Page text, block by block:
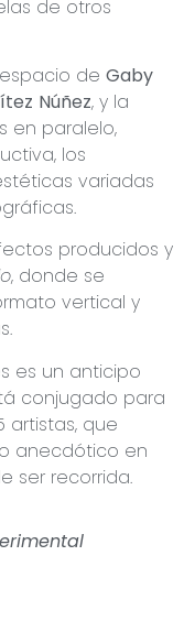
de otros
de Gaby
Núñez, y la
en paralelo,
los
variadas
producidos y
, donde se
vertical y
es un anticipo
conjugado para
artistas, que
anecdótico en
ser recorrida.